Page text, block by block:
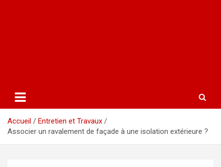
Accueil
Entretien et Travaux
Associer un ravalement de façade à une isolation extérieure ?